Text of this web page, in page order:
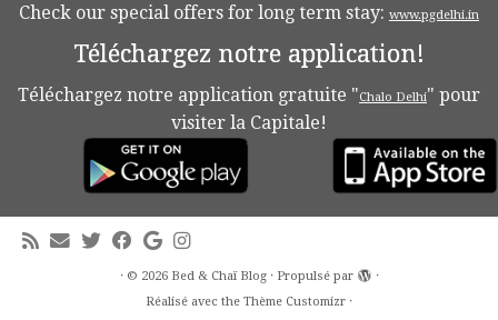
Check our special offers for long term stay: www.pgdelhi.in
Téléchargez notre application!
Téléchargez notre application gratuite "Chalo Delhi" pour
visiter la Capitale!
· © 2026 Bed & Chaï Blog· Propulsé par
·
Réalisé avec the Thème Customizr ·